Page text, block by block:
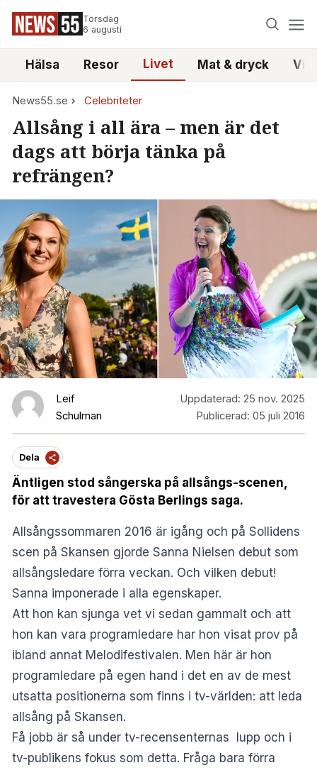
Torsdag
6 augusti
Hälsa Resor Livet Mat & dryck
News55.se Celebriteter
Allsång i all ära – men är det
dags att börja tänka på
refrängen?
Leif
Schulman
Uppdaterad: 25 nov. 2025
Publicerad: 05 juli 2016
Dela
Äntligen stod sångerska på allsångs-scenen,
för att travestera Gösta Berlings saga.
Allsångssommaren 2016 är igång och på Sollidens
scen på Skansen gjorde Sanna Nielsen debut som
allsångsledare förra veckan. Och vilken debut!
Sanna imponerade i alla egenskaper.
Att hon kan sjunga vet vi sedan gammalt och att
hon kan vara programledare har hon visat prov på
ibland annat Melodifestivalen. Men här är hon
programledare på egen hand i det en av de mest
utsatta positionerna som finns i tv-världen: att leda
allsång på Skansen.
Få jobb är så under tv-recensenternas lupp och i
tv-publikens fokus som detta. Fråga bara förra